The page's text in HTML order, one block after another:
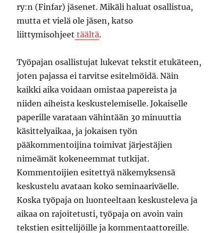
ry:n (Finfar) jäsenet. Mikäli haluat osallistua,
mutta et vielä ole jäsen, katso
liittymisohjeet täältä.
Työpajan osallistujat lukevat tekstit etukäteen,
joten pajassa ei tarvitse esitelmöidä. Näin
kaikki aika voidaan omistaa papereista ja
niiden aiheista keskustelemiselle. Jokaiselle
paperille varataan vähintään 30 minuuttia
käsittelyaikaa, ja jokaisen työn
pääkommentoijina toimivat järjestäjien
nimeämät kokeneemmat tutkijat.
Kommentoijien esitettyä näkemyksensä
keskustelu avataan koko seminaariväelle.
Koska työpaja on luonteeltaan keskusteleva ja
aikaa on rajoitetusti, työpaja on avoin vain
tekstien esittelijöille ja kommentaattoreille.